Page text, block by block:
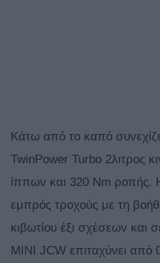
Κάτω από το καπό
TwinPower Turbo 2λιτρος
ίππων και 320 Nm ροπής.
εμπρός τροχούς με τη
κιβωτίου έξι σχέσεων και
MINI JCW επιταχύνει